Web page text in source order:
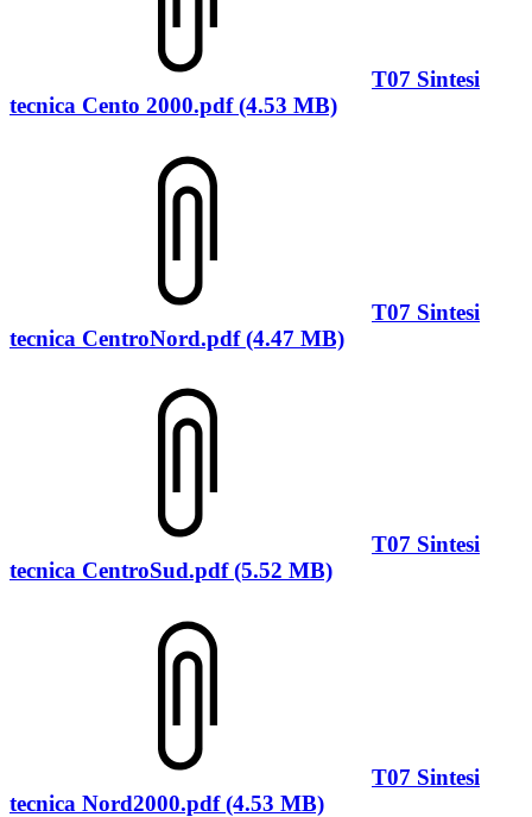
T07 Sintesi
tecnica Cento 2000.pdf (4.53 MB)
T07 Sintesi
tecnica CentroNord.pdf (4.47 MB)
T07 Sintesi
tecnica CentroSud.pdf (5.52 MB)
T07 Sintesi
tecnica Nord2000.pdf (4.53 MB)